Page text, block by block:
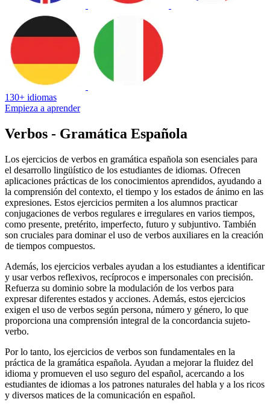
130+ idiomas
Empieza a aprender
Verbos - Gramática Española
Los ejercicios de verbos en gramática española son esenciales para
el desarrollo lingüístico de los estudiantes de idiomas. Ofrecen
aplicaciones prácticas de los conocimientos aprendidos, ayudando a
la comprensión del contexto, el tiempo y los estados de ánimo en las
expresiones. Estos ejercicios permiten a los alumnos practicar
conjugaciones de verbos regulares e irregulares en varios tiempos,
como presente, pretérito, imperfecto, futuro y subjuntivo. También
son cruciales para dominar el uso de verbos auxiliares en la creación
de tiempos compuestos.
Además, los ejercicios verbales ayudan a los estudiantes a identificar
y usar verbos reflexivos, recíprocos e impersonales con precisión.
Refuerza su dominio sobre la modulación de los verbos para
expresar diferentes estados y acciones. Además, estos ejercicios
exigen el uso de verbos según persona, número y género, lo que
proporciona una comprensión integral de la concordancia sujeto-
verbo.
Por lo tanto, los ejercicios de verbos son fundamentales en la
práctica de la gramática española. Ayudan a mejorar la fluidez del
idioma y promueven el uso seguro del español, acercando a los
estudiantes de idiomas a los patrones naturales del habla y a los ricos
y diversos matices de la comunicación en español.